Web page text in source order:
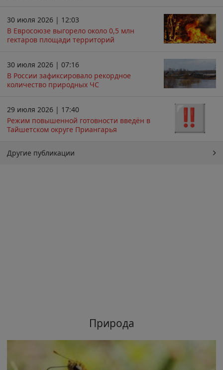
30 июля 2026 | 12:03
В Евросоюзе выгорело около 0,5 млн
гектаров площади территорий
30 июля 2026 | 07:16
В России зафиксировало рекордное
количество природных ЧС
29 июля 2026 | 17:40
Режим повышенной готовности введён в
Тайшетском округе Приангарья
Другие публикации
Природа